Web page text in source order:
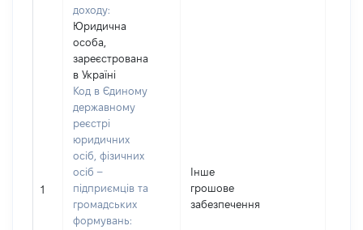
1
доходу:
Юридична
особа,
зареєстрована
в Україні
Код в Єдиному
державному
реєстрі
юридичних
осіб, фізичних
осіб –
підприємців та
громадських
формувань:
Інше
грошове
забезпечення